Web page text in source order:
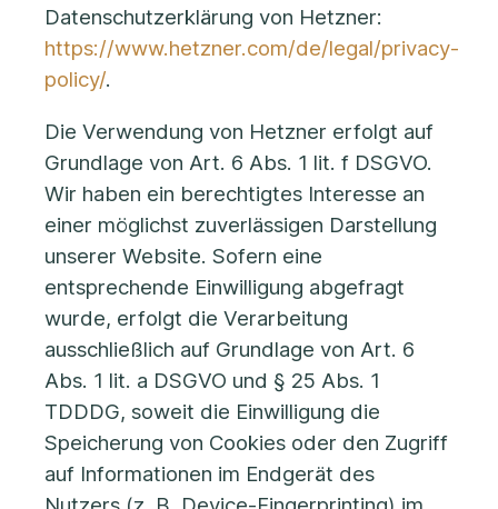
Datenschutzerklärung von Hetzner:
https://www.hetzner.com/de/legal/privacy-
policy/.
Die Verwendung von Hetzner erfolgt auf
Grundlage von Art. 6 Abs. 1 lit. f DSGVO.
Wir haben ein berechtigtes Interesse an
einer möglichst zuverlässigen Darstellung
unserer Website. Sofern eine
entsprechende Einwilligung abgefragt
wurde, erfolgt die Verarbeitung
ausschließlich auf Grundlage von Art. 6
Abs. 1 lit. a DSGVO und § 25 Abs. 1
TDDDG, soweit die Einwilligung die
Speicherung von Cookies oder den Zugriff
auf Informationen im Endgerät des